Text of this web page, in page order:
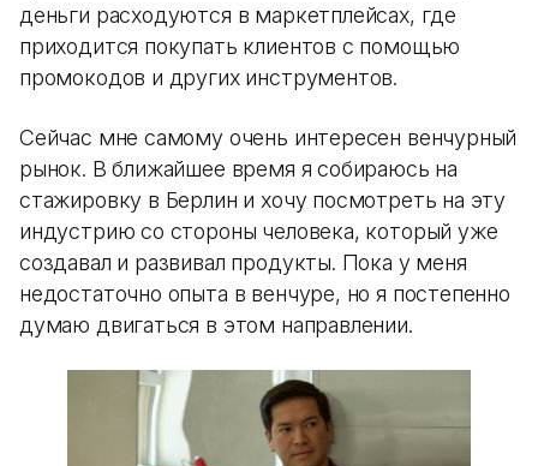
деньги расходуются в маркетплейсах, где
приходится покупать клиентов с помощью
промокодов и других инструментов.
Сейчас мне самому очень интересен венчурный
рынок. В ближайшее время я собираюсь на
стажировку в Берлин и хочу посмотреть на эту
индустрию со стороны человека, который уже
создавал и развивал продукты. Пока у меня
недостаточно опыта в венчуре, но я постепенно
думаю двигаться в этом направлении.